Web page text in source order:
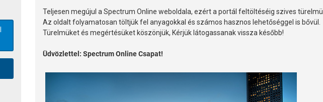
Teljesen megújul a Spectrum Online weboldala, ezért a portál feltöltéséig szives
Az oldalt folyamatosan töltjük fel anyagokkal és számos hasznos lehetőséggel is bővül.
Türelmüket és megértésüket köszönjük, Kérjük látogassanak vissza később!
Üdvözlettel: Spectrum Online Csapat!